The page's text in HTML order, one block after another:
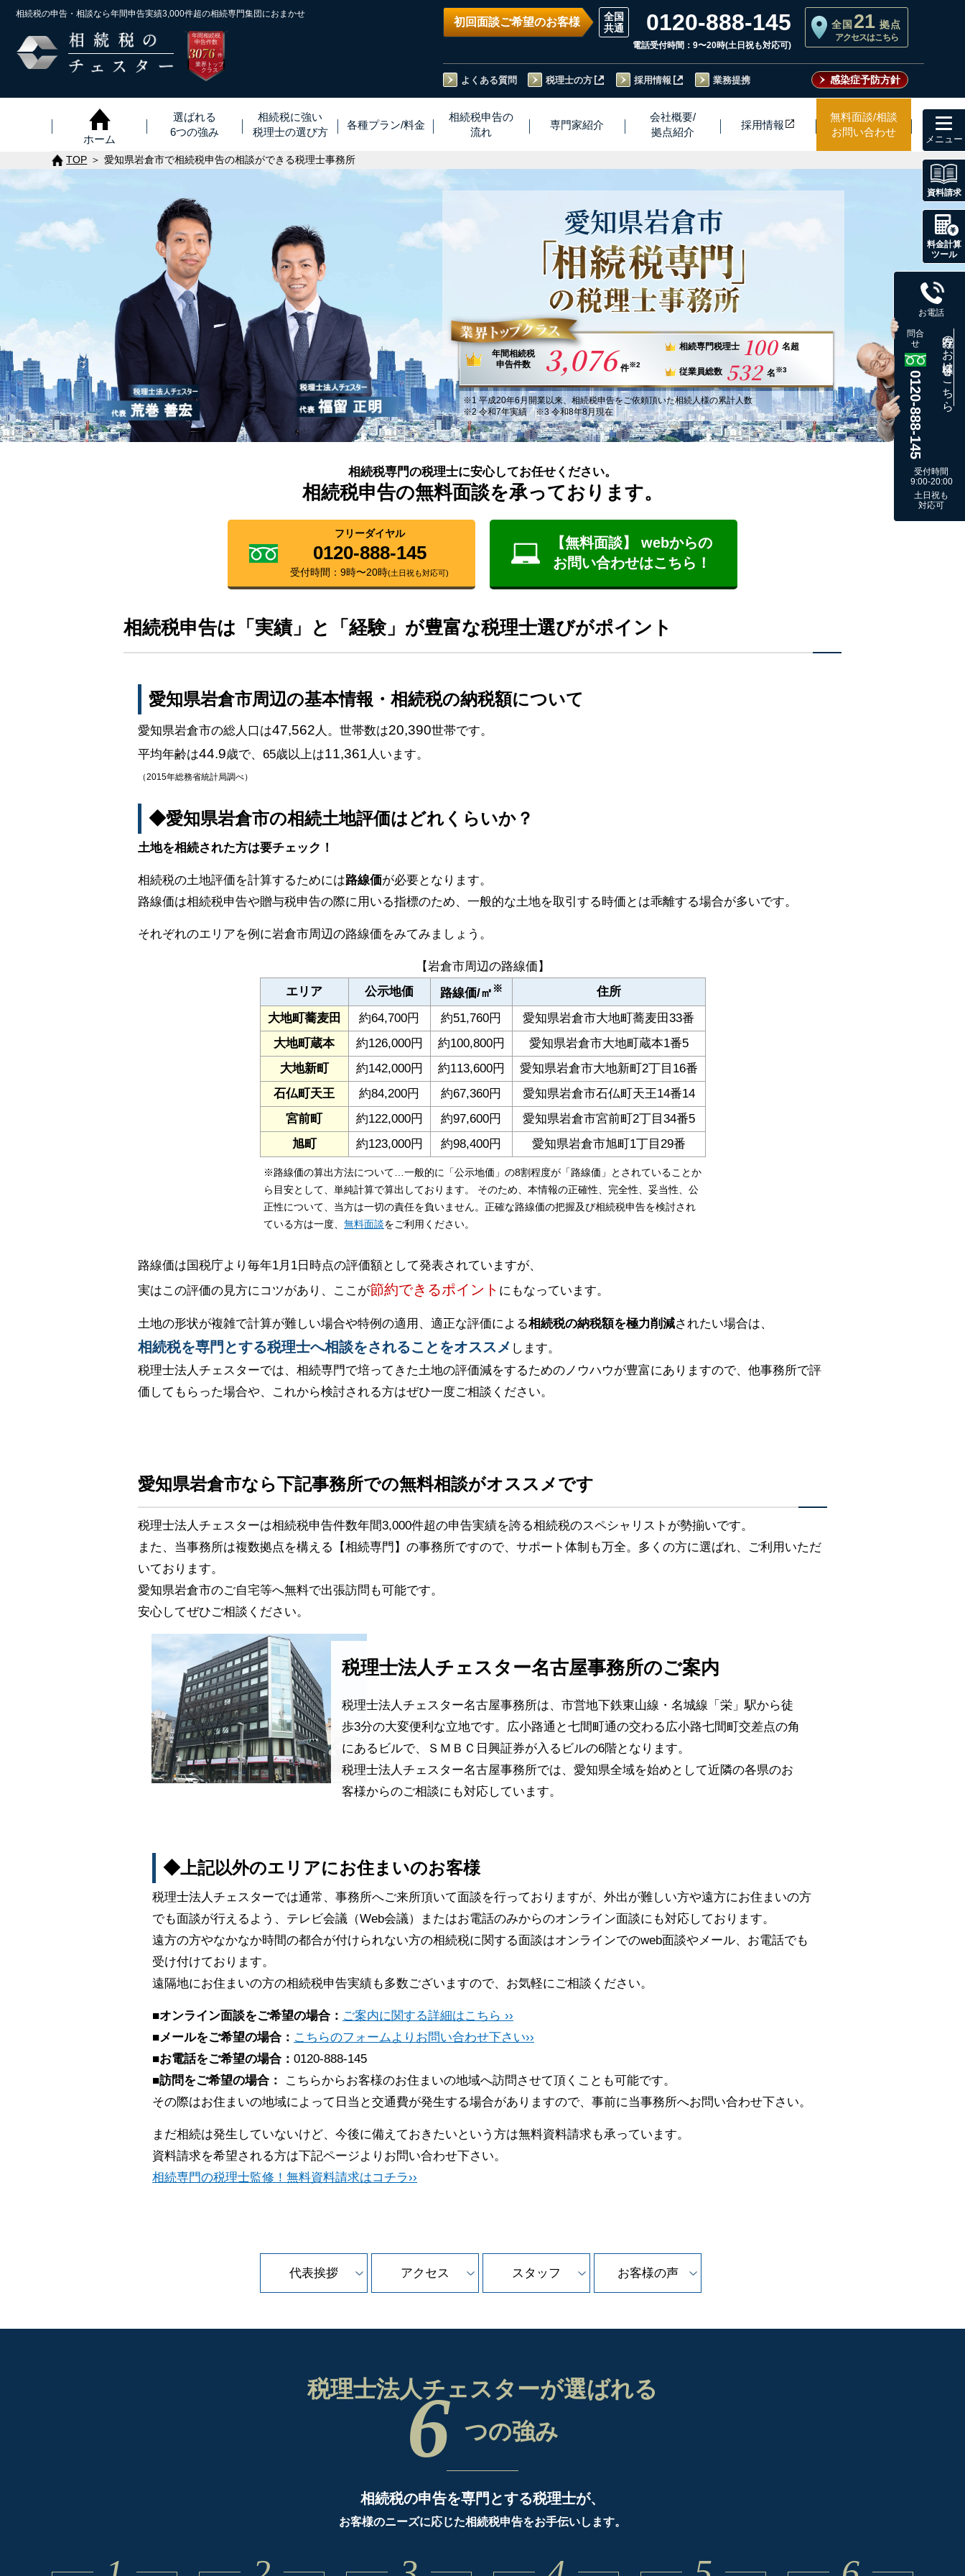
相続税の申告・相談なら年間申告実績3,000件超の相続専門集団におまかせ
年間相続税
申告件数
3076 ※
件
業界トップ
クラス
初回面談ご希望のお客様 0120-888-145
電話受付時間：9〜20時(土日祝も対応可)
全国 21 拠点
アクセスはこちら
よくある質問 税理士の方 採用情報 業務提携 感染症予防方針
ホーム
選ばれる
6つの強み
相続税に強い
税理士の選び方
各種プラン/料金
相続税申告の
流れ
専門家紹介
会社概要/
拠点紹介
採用情報
無料面談/相談
お問い合わせ
TOP 愛知県岩倉市で相続税申告の相談ができる税理士事務所
愛知県岩倉市
年間相続税
申告件数
3,076 件※2
相続専門税理士 100 名超
従業員総数 532 名※3
※1平成20年6月開業以来、相続税申告をご依頼頂いた相続人様の累計人数
※2 令和7年実績 ※3 令和8年8月現在
相続税専門の税理士に安心してお任せください。
相続税申告の無料面談を承っております。
フリーダイヤル
0120-888-145
受付時間：9時〜20時(土日祝も対応可)
【無料面談】 webからの
お問い合わせはこちら！
相続税申告は「実績」と「経験」が豊富な税理士選びがポイント
愛知県岩倉市周辺の基本情報・相続税の納税額について
愛知県岩倉市の総人口は47,562 人。世帯数は20,390世帯です。
平均年齢は44.9歳で、65歳以上は11,361 人います。
（2015年総務省統計局調べ）
◆愛知県岩倉市の相続土地評価はどれくらいか？
土地を相続された方は要チェック！
相続税の土地評価を計算するためには路線価が必要となります。
路線価は相続税申告や贈与税申告の際に用いる指標のため、一般的な土地を取引する時価とは乖離する場合が多いです。
それぞれのエリアを例に岩倉市周辺の路線価をみてみましょう。
【岩倉市周辺の路線価】
エリア
公示地価 路線価/㎡ ※
住所
大地町蕎麦田
約64,700円 約51,760円
愛知県岩倉市大地町蕎麦田33番
大地町蔵本
約126,000円 約100,800円
愛知県岩倉市大地町蔵本1番5
大地新町
約142,000円 約113,600円
愛知県岩倉市大地新町2丁目16番
石仏町天王
約84,200円 約67,360円
愛知県岩倉市石仏町天王14番14
宮前町
約122,000円 約97,600円
愛知県岩倉市宮前町2丁目34番5
旭町
約123,000円 約98,400円 愛知県岩倉市旭町1丁目29番
※路線価の算出方法について…一般的に「公示地価」の8割程度が「路線価」とされていることか
ら目安として、単純計算で算出しております。 そのため、本情報の正確性、完全性、妥当性、公
正性について、当方は一切の責任を負いません。正確な路線価の把握及び相続税申告を検討され
ている方は一度、 無料面談をご利用ください。
路線価は国税庁より毎年1月1日時点の評価額として発表されていますが、
実はこの評価の見方にコツがあり、ここが節約できるポイント にもなっています。
土地の形状が複雑で計算が難しい場合や特例の適用、適正な評価による相続税の納税額を極力削減されたい場合は、
相続税を専門とする税理士へ相談をされることをオススメ します。
税理士法人チェスターでは、相続専門で培ってきた土地の評価減をするためのノウハウが豊富にありますので、他事務所で評
価してもらった場合や、これから検討される方はぜひ一度ご相談ください。
愛知県岩倉市なら下記事務所での無料相談がオススメです
税理士法人チェスターは相続税申告件数年間3,000件超の申告実績を誇る相続税のスペシャリストが勢揃いです。
また、当事務所は複数拠点を構える【相続専門】の事務所ですので、サポート体制も万全。多くの方に選ばれ、ご利用いただ
いております。
愛知県岩倉市のご自宅等へ無料で出張訪問も可能です。
安心してぜひご相談ください。
税理士法人チェスター名古屋事務所のご案内
税理士法人チェスター名古屋事務所は、市営地下鉄東山線・名城線「栄」駅から徒
歩3分の大変便利な立地です。広小路通と七間町通の交わる広小路七間町交差点の角
にあるビルで、ＳＭＢＣ日興証券が入るビルの6階となります。
税理士法人チェスター名古屋事務所では、愛知県全域を始めとして近隣の各県のお
客様からのご相談にも対応しています。
◆上記以外のエリアにお住まいのお客様
税理士法人チェスターでは通常、事務所へご来所頂いて面談を行っておりますが、外出が難しい方や遠方にお住まいの方
でも面談が行えるよう、テレビ会議（Web会議）またはお電話のみからのオンライン面談にも対応しております。
遠方の方やなかなか時間の都合が付けられない方の相続税に関する面談はオンラインでのweb面談やメール、お電話でも
受け付けております。
遠隔地にお住まいの方の相続税申告実績も多数ございますので、お気軽にご相談ください。
■オンライン面談をご希望の場合： ご案内に関する詳細はこちら ››
■メールをご希望の場合： こちらのフォームよりお問い合わせ下さい››
■お電話をご希望の場合： 0120-888-145
■訪問をご希望の場合：
こちらからお客様のお住まいの地域へ訪問させて頂くことも可能です。
その際はお住まいの地域によって日当と交通費が発生する場合がありますので、事前に当事務所へお問い合わせ下さい。
まだ相続は発生していないけど、今後に備えておきたいという方は無料資料請求も承っています。
資料請求を希望される方は下記ページよりお問い合わせ下さい。
相続専門の税理士監修！無料資料請求はコチラ››
代表挨拶 アクセス スタッフ お客様の声
税理士法人チェスターが選ばれる
6 つの強み
相続税の申告を専門とする税理士が、
お客様のニーズに応じた相続税申告をお手伝いします。
資料請求
料金計算
ツール
お電話
問合
せ
0120-888-145
既存のお客様はこちら
受付時間
9:00-20:00
土日祝も
対応可